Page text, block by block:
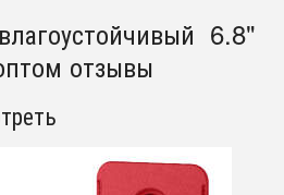
6.8"
отзывы